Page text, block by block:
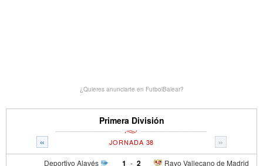
¿Quieres anunciarte en FutbolBalear?
Primera División
« »
JORNADA 38
Deportivo Alavés 1 - Rayo Vallecano de Madrid
2